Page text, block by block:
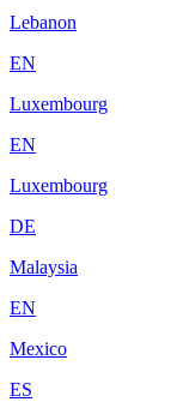
Lebanon
EN
Luxembourg
EN
Luxembourg
DE
Malaysia
EN
Mexico
ES